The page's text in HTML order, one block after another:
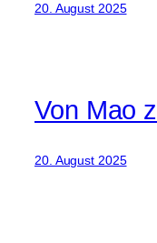
20. August 2025
Von Mao
20. August 2025